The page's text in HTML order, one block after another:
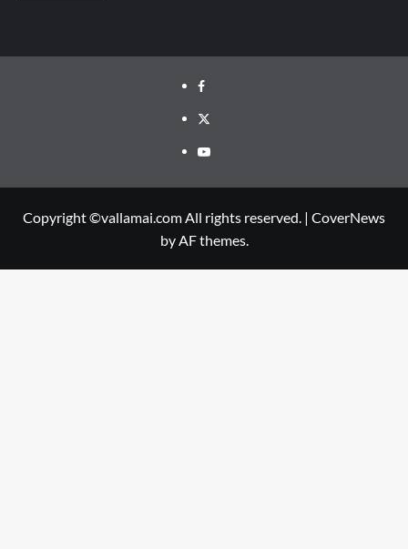
Facebook
Twitter
Youtube
Copyright ©vallamai.com All rights reserved. | CoverNews
by AF themes.